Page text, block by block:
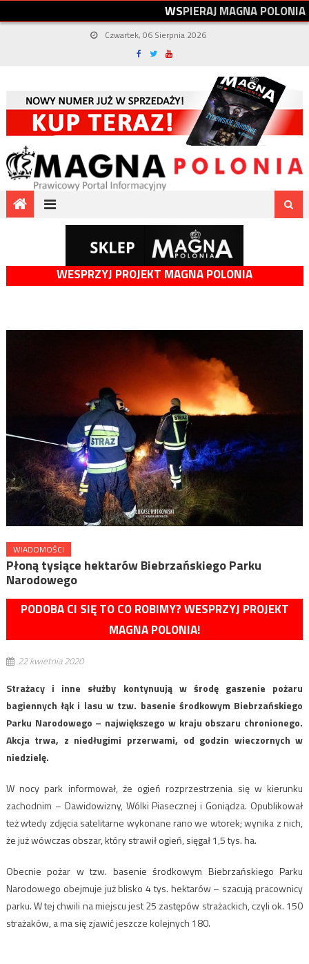
WSPIERAJMAGNAPOLONIA
Czwartek, 06 Sierpnia 2026
WESPRZYJ PROJEKT MAGNA POLONIA
WIADOMOŚCI
Płoną tysiące hektarów Biebrzańskiego Parku
Narodowego
PODOBA CI SIĘ TO CO ROBIMY? WESPRZYJ PROJEKT
MAGNA POLONIA!
22 kwietnia 2020
Strażacy i inne służby kontynuują w środę gaszenie pożaru
bagiennych łąk i lasu w tzw. basenie środkowym Biebrzańskiego
Parku Narodowego – największego w kraju obszaru chronionego.
Akcja trwa, z niedługimi przerwami, od godzin wieczornych w
niedzielę.
W nocy park informował, że ogień rozprzestrzenia się w kierunku
zachodnim – Dawidowizny, Wólki Piasecznej i Goniądza. Opublikował
też wtedy zdjęcia satelitarne wykonane rano we wtorek; wynika z nich,
że już wówczas obszar, który strawił ogień, sięgał 1,5 tys. ha.
Obecnie pożar w tzw. basenie środkowym Biebrzańskiego Parku
Narodowego obejmuje już blisko 4 tys. hektarów – szacują pracownicy
parku. W tej chwili na miejscu jest 25 zastępów strażackich, czyli ok. 150
strażaków, a ma się zjawić jeszcze kolejnych 180.